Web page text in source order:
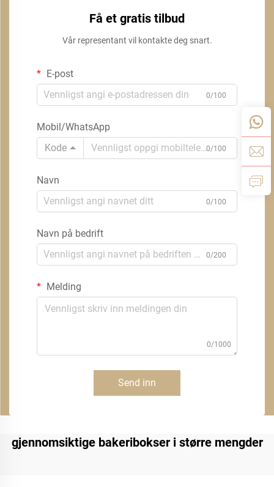
Få et gratis tilbud
Vår representant vil kontakte deg snart.
E-post
0/100
Mobil/WhatsApp
Kode
0/100
Navn
0/100
Navn på bedrift
0/200
Melding
0/1000
Send inn
gjennomsiktige bakeribokser i større mengder